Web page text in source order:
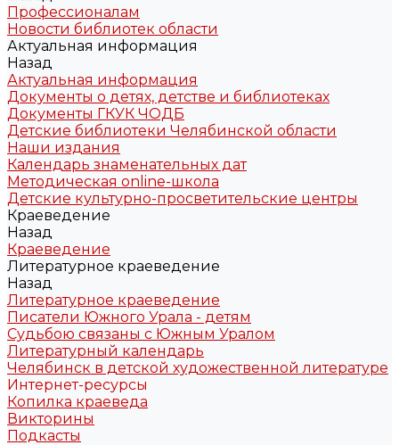
Профессионалам
Новости библиотек области
Актуальная информация
Назад
Актуальная информация
Документы о детях, детстве и библиотеках
Документы ГКУК ЧОДБ
Детские библиотеки Челябинской области
Наши издания
Календарь знаменательных дат
Методическая online-школа
Детские культурно-просветительские центры
Краеведение
Назад
Краеведение
Литературное краеведение
Назад
Литературное краеведение
Писатели Южного Урала - детям
Судьбою связаны с Южным Уралом
Литературный календарь
Челябинск в детской художественной литературе
Интернет-ресурсы
Копилка краеведа
Викторины
Подкасты